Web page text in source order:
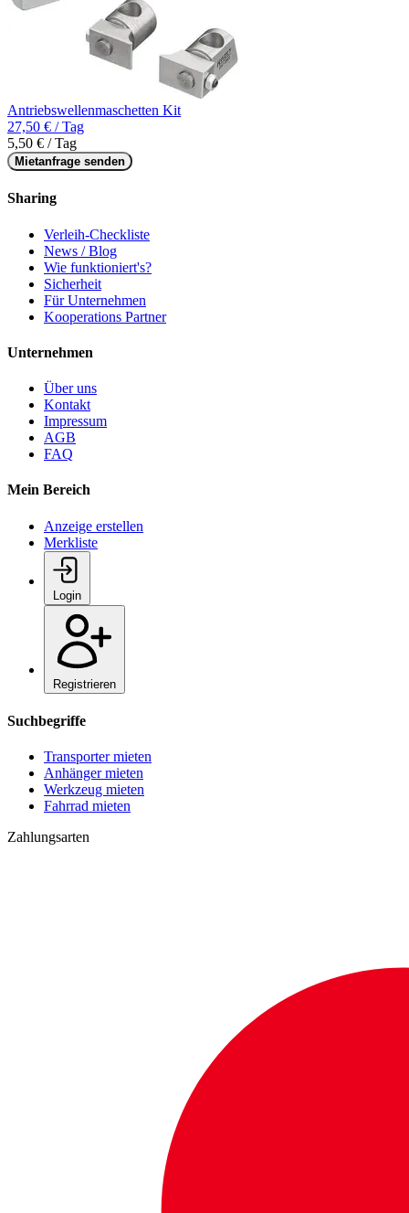
Antriebswellenmaschetten Kit
27,50 € / Tag
5,50 € / Tag
Mietanfrage senden
Sharing
Verleih-Checkliste
News / Blog
Wie funktioniert's?
Sicherheit
Für Unternehmen
Kooperations Partner
Unternehmen
Über uns
Kontakt
Impressum
AGB
FAQ
Mein Bereich
Anzeige erstellen
Merkliste
Login
Registrieren
Suchbegriffe
Transporter mieten
Anhänger mieten
Werkzeug mieten
Fahrrad mieten
Zahlungsarten